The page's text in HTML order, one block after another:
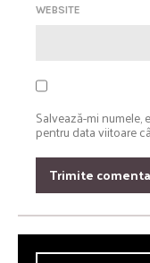
WEBSITE
Salvează-mi
pentru data viitoare